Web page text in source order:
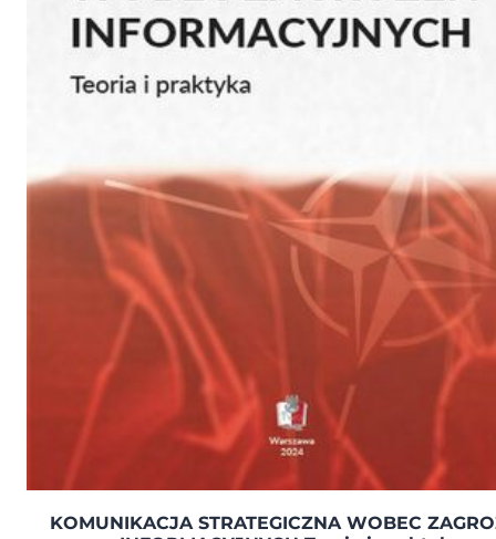
KOMUNIKACJA STRATEGICZNA WOBEC